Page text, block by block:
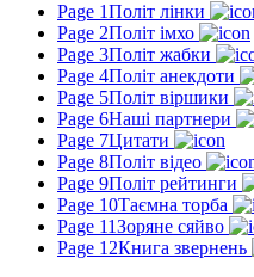
Page 1Політ лінки
Page 2Політ імхо
Page 3Політ жабки
Page 4Політ анекдоти
Page 5Політ віршики
Page 6Наші партнери
Page 7Цитати
Page 8Політ відео
Page 9Політ рейтинги
Page 10Таємна торба
Page 11Зоряне сяйво
Page 12Книга звернень